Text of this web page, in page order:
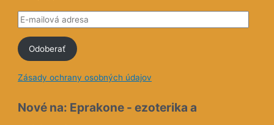
E
m
i
l
Odoberať
Zásady ochrany osobných údajov
Nové na: Eprakone - ezoterika a